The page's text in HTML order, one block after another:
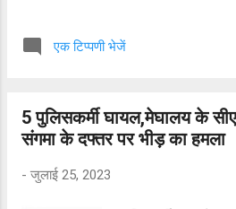
बीएसएफ के जवान ने
सकता है कि जवान वर्दी में
की बॉडी टच कर रहा है।
एक टिप्पणी भेजें
5 पुलिसकर्मी घायल,मेघालय के
संगमा के दफ्तर पर भीड़ का हमला
- जुलाई 25, 2023